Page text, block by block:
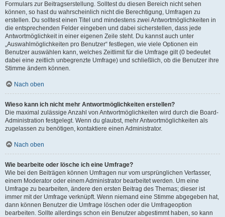
Formulars zur Beitragserstellung. Solltest du diesen Bereich nicht sehen
können, so hast du wahrscheinlich nicht die Berechtigung, Umfragen zu
erstellen. Du solltest einen Titel und mindestens zwei Antwortmöglichkeiten in
die entsprechenden Felder eingeben und dabei sicherstellen, dass jede
Antwortmöglichkeit in einer eigenen Zeile steht. Du kannst auch unter
„Auswahlmöglichkeiten pro Benutzer“ festlegen, wie viele Optionen ein
Benutzer auswählen kann, welches Zeitlimit für die Umfrage gilt (0 bedeutet
dabei eine zeitlich unbegrenzte Umfrage) und schließlich, ob die Benutzer ihre
Stimme ändern können.
Nach oben
Wieso kann ich nicht mehr Antwortmöglichkeiten erstellen?
Die maximal zulässige Anzahl von Antwortmöglichkeiten wird durch die Board-
Administration festgelegt. Wenn du glaubst, mehr Antwortmöglichkeiten als
zugelassen zu benötigen, kontaktiere einen Administrator.
Nach oben
Wie bearbeite oder lösche ich eine Umfrage?
Wie bei den Beiträgen können Umfragen nur vom ursprünglichen Verfasser,
einem Moderator oder einem Administrator bearbeitet werden. Um eine
Umfrage zu bearbeiten, ändere den ersten Beitrag des Themas; dieser ist
immer mit der Umfrage verknüpft. Wenn niemand eine Stimme abgegeben hat,
dann können Benutzer die Umfrage löschen oder die Umfrageoption
bearbeiten. Sollte allerdings schon ein Benutzer abgestimmt haben, so kann